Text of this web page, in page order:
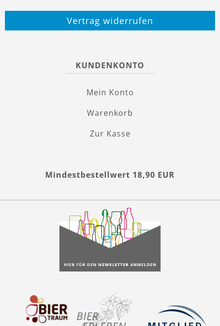
Vertrag widerrufen
KUNDENKONTO
Mein Konto
Warenkorb
Zur Kasse
Mindestbestellwert 18,90 EUR